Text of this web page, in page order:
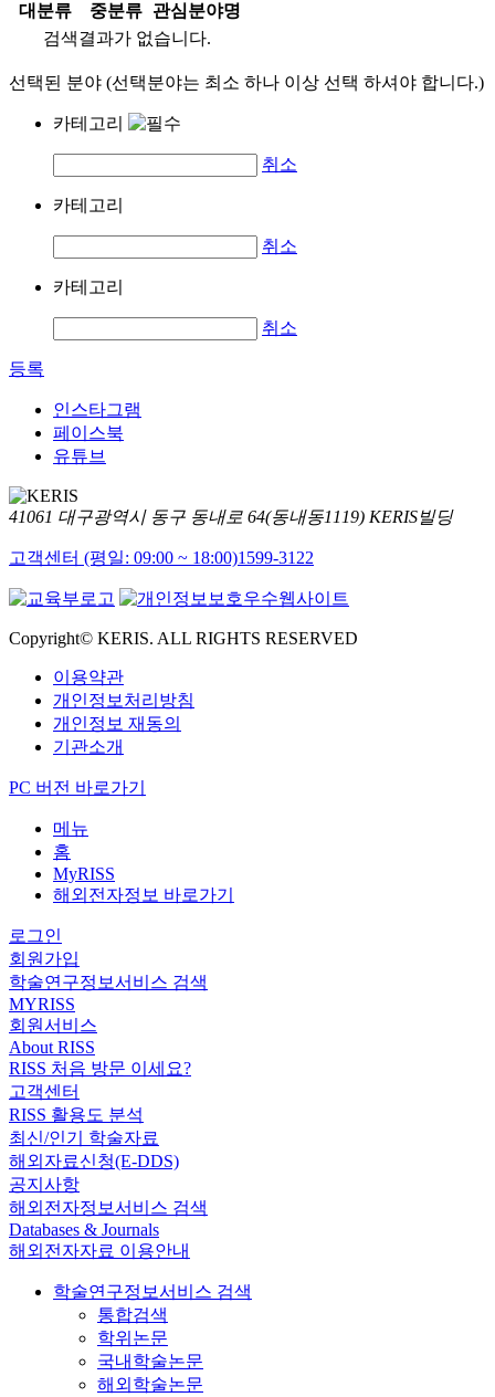
대분류 중분류
관심분야명
검색결과가 없습니다.
선택된 분야 (선택분야는 최소 하나 이상 선택 하셔야 합니다.)
카테고리
취소
카테고리
취소
카테고리
취소
등록
인스타그램
페이스북
유튜브
41061 대구광역시 동구 동내로 64(동내동1119) KERIS빌딩
고객센터 (평일: 09:00 ~ 18:00)1599-3122
Copyright© KERIS. ALL RIGHTS RESERVED
이용약관
개인정보처리방침
개인정보 재동의
기관소개
PC 버전 바로가기
메뉴
홈
MyRISS
해외전자정보 바로가기
로그인
회원가입
학술연구정보서비스 검색
MYRISS
회원서비스
About RISS
RISS 처음 방문 이세요?
고객센터
RISS 활용도 분석
최신/인기 학술자료
해외자료신청(E-DDS)
공지사항
해외전자정보서비스 검색
Databases & Journals
해외전자자료 이용안내
학술연구정보서비스 검색
통합검색
학위논문
국내학술논문
해외학술논문